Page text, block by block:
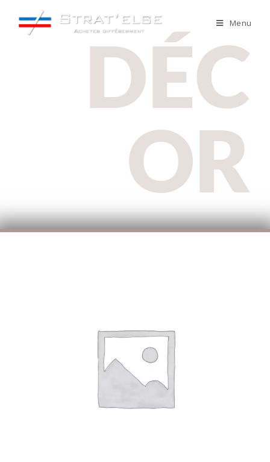
Menu
DÉC
OR